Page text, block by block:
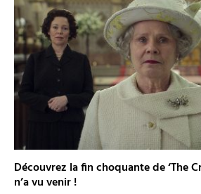
Découvrez la fin choquante de ‘The
n’a vu venir !